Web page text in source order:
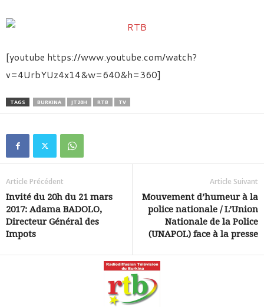
[youtube https://www.youtube.com/watch?
v=4UrbYUz4x14&w=640&h=360]
TAGS BURKINA JT20H RTB TV
Article Précédent
Invité du 20h du 21 mars
2017: Adama BADOLO,
Directeur Général des
Impots
Article Suivant
Mouvement d’humeur à la
police nationale / L’Union
Nationale de la Police
(UNAPOL) face à la presse